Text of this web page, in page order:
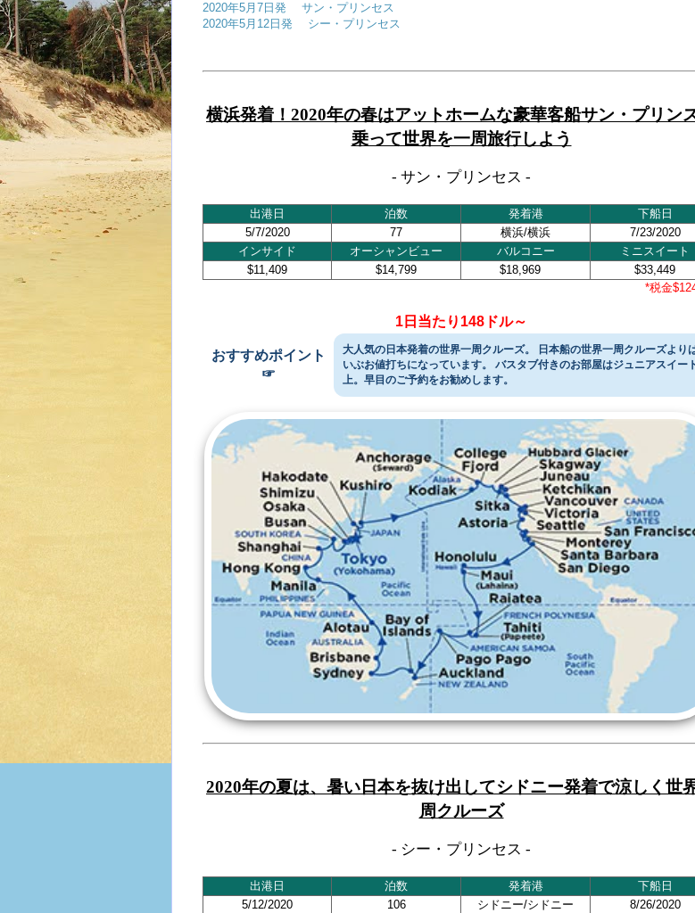
2020年5月7日発 サン・プリンセス
2020年5月12日発 シー・プリンセス
横浜発着！2020年の春はアットホームな豪華客船サン・プリン
乗って世界を一周旅行しよう
- サン・プリンセス -
出港日 泊数 発着港
下船日
5/7/2020
77 横浜/横浜
7/23/2020
インサイド
オーシャンビュー バルコニー
ミニスイート
$11,409
$14,799 $18,969
$33,449
*税金
1日当たり148ドル～
おすすめポイント
☞
大人気の日本発着の世界一周クルーズ。 日本船の世界一周クルーズより
いぶお値打ちになっています。 バスタブ付きのお部屋はジュニアスイー
上。早目のご予約をお勧めします。
2020年の夏は、暑い日本を抜け出してシドニー発着で涼しく世
周クルーズ
- シー・プリンセス -
出港日 泊数 発着港
下船日
5/12/2020
106 シドニー/シドニー
8/26/2020